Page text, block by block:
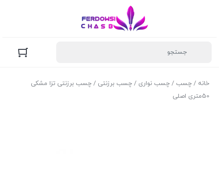
خانه / چسب / چسب نواری / چسب برزنتی / چسب برزنتی تزا مشکی
50متری اصلی